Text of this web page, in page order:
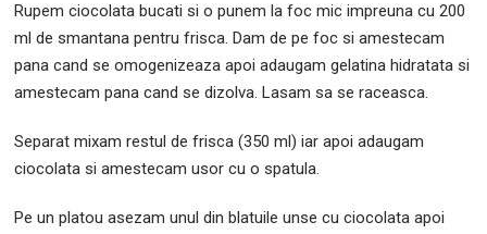
Rupem ciocolata bucati si o punem la foc mic impreuna cu 200
ml de smantana pentru frisca. Dam de pe foc si amestecam
pana cand se omogenizeaza apoi adaugam gelatina hidratata si
amestecam pana cand se dizolva. Lasam sa se raceasca.
Separat mixam restul de frisca (350 ml) iar apoi adaugam
ciocolata si amestecam usor cu o spatula.
Pe un platou asezam unul din blatuile unse cu ciocolata apoi